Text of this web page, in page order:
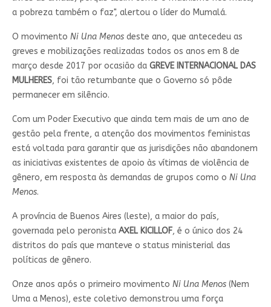
a pobreza também o faz", alertou o líder do Mumalá.
O movimento Ni Una Menosdeste ano, que antecedeu as
greves e mobilizações realizadas todos os anos em 8 de
março desde 2017 por ocasião da GREVE INTERNACIONAL DAS
MULHERES, foi tão retumbante que o Governo só pôde
permanecer em silêncio.
Com um Poder Executivo que ainda tem mais de um ano de
gestão pela frente, a atenção dos movimentos feministas
está voltada para garantir que as jurisdições não abandonem
as iniciativas existentes de apoio às vítimas de violência de
gênero, em resposta às demandas de grupos como o Ni Una
Menos.
A província de Buenos Aires (leste), a maior do país,
governada pelo peronista AXEL KICILLOF, é o único dos 24
distritos do país que manteve o status ministerial das
políticas de gênero.
Onze anos após o primeiro movimento Ni Una Menos(Nem
Uma a Menos), este coletivo demonstrou uma força